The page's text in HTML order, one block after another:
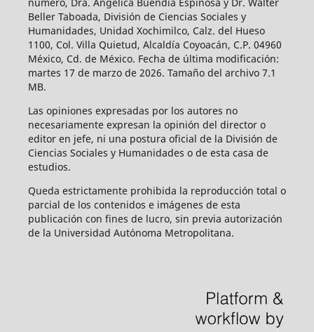
número, Dra. Angélica Buendía Espinosa y Dr. Walter
Beller Taboada, División de Ciencias Sociales y
Humanidades, Unidad Xochimilco, Calz. del Hueso
1100, Col. Villa Quietud, Alcaldía Coyoacán, C.P. 04960
México, Cd. de México. Fecha de última modificación:
martes 17 de marzo de 2026. Tamaño del archivo 7.1
MB.
Las opiniones expresadas por los autores no
necesariamente expresan la opinión del director o
editor en jefe, ni una postura oficial de la División de
Ciencias Sociales y Humanidades o de esta casa de
estudios.
Queda estrictamente prohibida la reproducción total o
parcial de los contenidos e imágenes de esta
publicación con fines de lucro, sin previa autorización
de la Universidad Autónoma Metropolitana.